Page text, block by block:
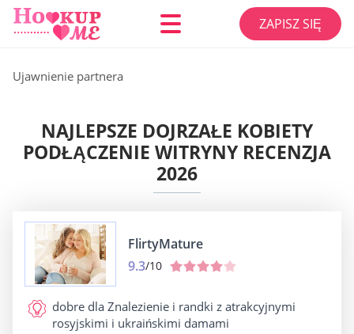
ZAPISZ SIĘ
Ujawnienie partnera
NAJLEPSZE DOJRZAŁE KOBIETY
PODŁĄCZENIE WITRYNY RECENZJA
2026
FlirtyMature
9.3/10
dobre dla Znalezienie i randki z atrakcyjnymi
rosyjskimi i ukraińskimi damami